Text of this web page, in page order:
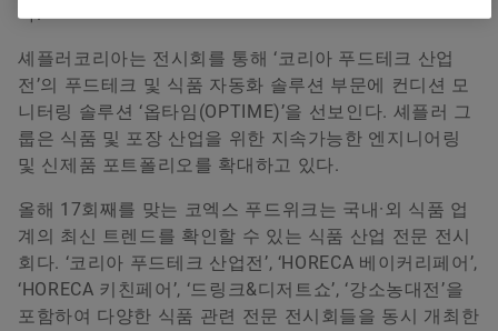
Younsun Joo
Communication and Branding Schaeffler Korea
+82 2 311 3070
info.kr@schaeffler.com
다.
셰플러코리아는 전시회를 통해 ‘코리아 푸드테크 산업
전’의 푸드테크 및 식품 자동화 솔루션 부문에 컨디션 모
니터링 솔루션 ‘옵타임(OPTIME)’을 선보인다. 셰플러 그
룹은 식품 및 포장 산업을 위한 지속가능한 엔지니어링
및 신제품 포트폴리오를 확대하고 있다.
올해 17회째를 맞는 코엑스 푸드위크는 국내·외 식품 업
계의 최신 트렌드를 확인할 수 있는 식품 산업 전문 전시
회다. ‘코리아 푸드테크 산업전’, ‘HORECA 베이커리페어’,
‘HORECA 키친페어’, ‘드링크&디저트쇼’, ‘강소농대전’을
포함하여 다양한 식품 관련 전문 전시회들을 동시 개최한